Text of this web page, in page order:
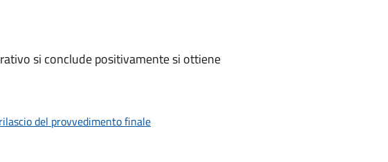
si conclude positivamente si ottiene
del provvedimento finale